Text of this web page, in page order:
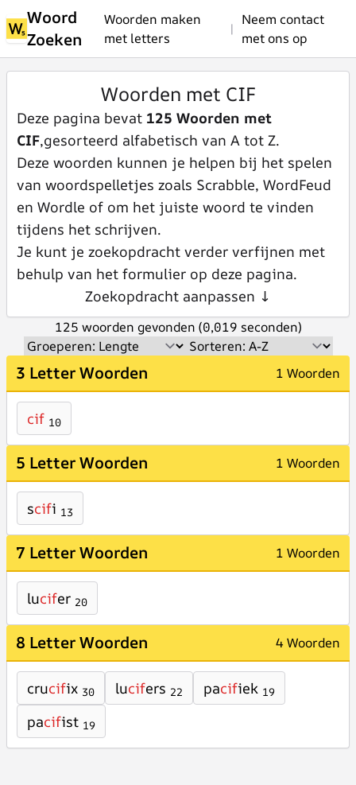
Woord
Zoeken
Woorden maken
met letters
|
Neem contact
met ons op
Woorden met CIF
Deze pagina bevat 125 Woorden met
CIF,gesorteerd alfabetisch van A tot Z.
Deze woorden kunnen je helpen bij het spelen
van woordspelletjes zoals Scrabble, WordFeud
en Wordle of om het juiste woord te vinden
tijdens het schrijven.
Je kunt je zoekopdracht verder verfijnen met
behulp van het formulier op deze pagina.
Zoekopdracht aanpassen ↓
125 woorden gevonden (0,019 seconden)
3 Letter Woorden 1 Woorden
cif 10
5 Letter Woorden 1 Woorden
scifi 13
7 Letter Woorden 1 Woorden
lucifer 20
8 Letter Woorden 4 Woorden
crucifix 30 lucifers 22 pacifiek 19
pacifist 19